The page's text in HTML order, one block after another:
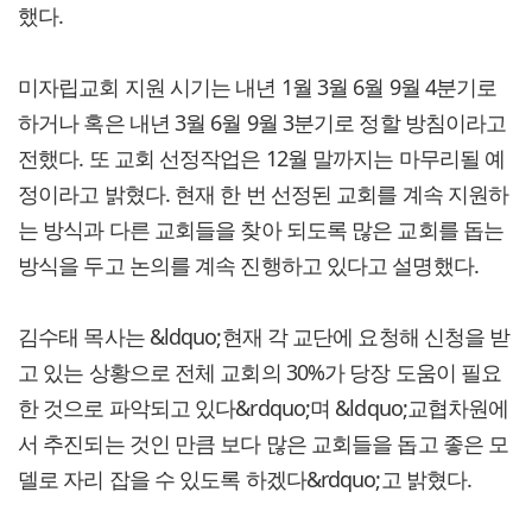
했다.
미자립교회 지원 시기는 내년 1월 3월 6월 9월 4분기로
하거나 혹은 내년 3월 6월 9월 3분기로 정할 방침이라고
전했다. 또 교회 선정작업은 12월 말까지는 마무리될 예
정이라고 밝혔다. 현재 한 번 선정된 교회를 계속 지원하
는 방식과 다른 교회들을 찾아 되도록 많은 교회를 돕는
방식을 두고 논의를 계속 진행하고 있다고 설명했다.
김수태 목사는 &ldquo;현재 각 교단에 요청해 신청을 받
고 있는 상황으로 전체 교회의 30%가 당장 도움이 필요
한 것으로 파악되고 있다&rdquo;며 &ldquo;교협차원에
서 추진되는 것인 만큼 보다 많은 교회들을 돕고 좋은 모
델로 자리 잡을 수 있도록 하겠다&rdquo;고 밝혔다.